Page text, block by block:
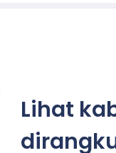
Lihat